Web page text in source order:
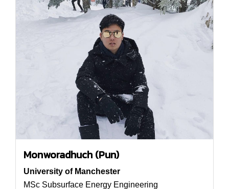
Monworadhuch (Pun)
University of Manchester
MSc Subsurface Energy Engineering